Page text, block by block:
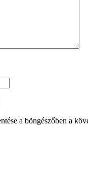
a böngészőben a